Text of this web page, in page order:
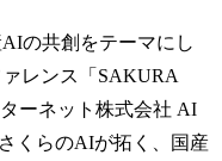
の共創をテーマにし
レンス「SAKURA
ーネット株式会社 AI
くらのAIが拓く、国産